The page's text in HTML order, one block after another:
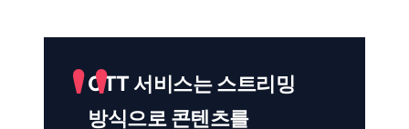
OTT 서비스는 스트리밍
방식으로 콘텐츠를